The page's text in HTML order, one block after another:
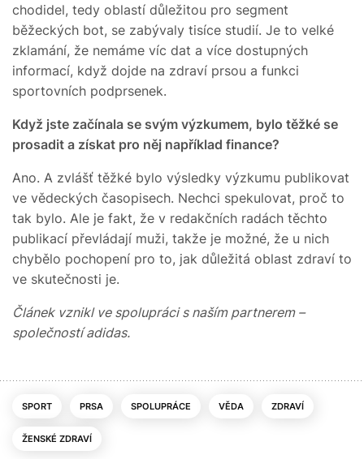
chodidel, tedy oblastí důležitou pro segment
běžeckých bot, se zabývaly tisíce studií. Je to velké
zklamání, že nemáme víc dat a více dostupných
informací, když dojde na zdraví prsou a funkci
sportovních podprsenek.
Když jste začínala se svým výzkumem, bylo těžké se
prosadit a získat pro něj například finance?
Ano. A zvlášť těžké bylo výsledky výzkumu publikovat
ve vědeckých časopisech. Nechci spekulovat, proč to
tak bylo. Ale je fakt, že v redakčních radách těchto
publikací převládají muži, takže je možné, že u nich
chybělo pochopení pro to, jak důležitá oblast zdraví to
ve skutečnosti je.
Článek vznikl ve spolupráci s naším partnerem –
společností adidas.
SPORT PRSA SPOLUPRÁCE VĚDA ZDRAVÍ
ŽENSKÉ ZDRAVÍ